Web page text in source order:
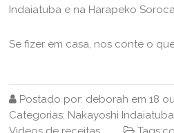
Indaiatuba e na Harapeko
Se fizer em casa, nos conte o
Postado por: deborah em18
Categorias: Nakayoshi Indaiatuba